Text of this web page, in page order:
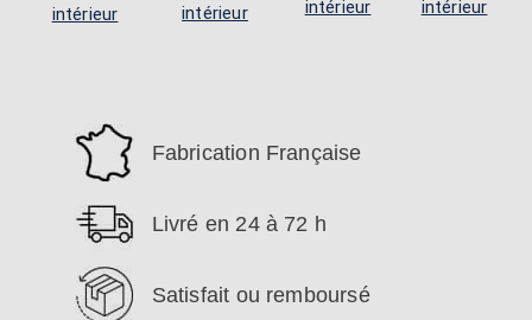
intérieur
intérieur
intérieur
intérieur
Fabrication Française
Livré en 24 à 72 h
Satisfait ou remboursé